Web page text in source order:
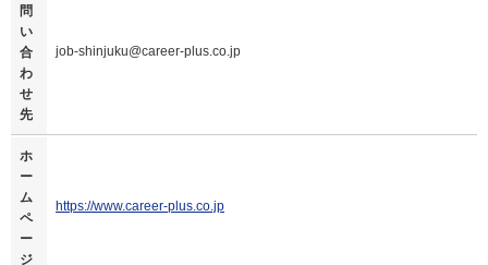
問
い
合
わ
せ
先
job-shinjuku@career-plus.co.jp
ホ
ー
ム
ペ
ー
ジ
https://www.career-plus.co.jp